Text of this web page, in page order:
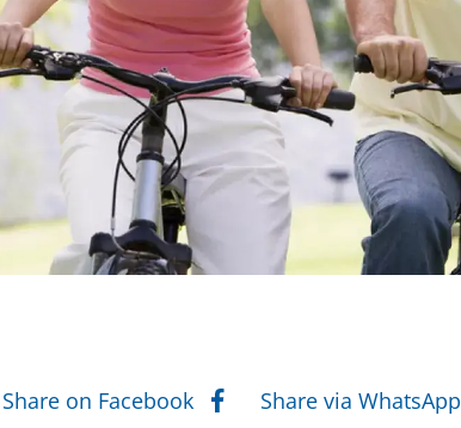
Plus d'actions
Share on Facebook Share via WhatsApp